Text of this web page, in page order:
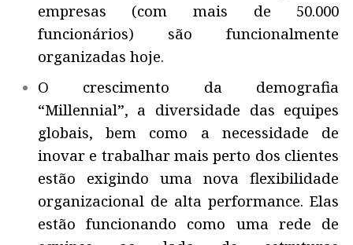
empresas (com mais de 50.000
funcionários) são funcionalmente
organizadas hoje.
O crescimento da demografia
“Millennial”, a diversidade das equipes
globais, bem como a necessidade de
inovar e trabalhar mais perto dos clientes
estão exigindo uma nova flexibilidade
organizacional de alta performance. Elas
estão funcionando como uma rede de